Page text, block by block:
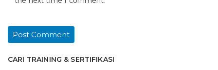
CARI TRAINING & SERTIFIKASI